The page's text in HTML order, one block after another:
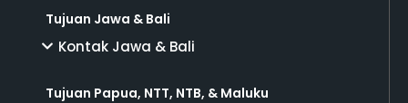
Tujuan Jawa & Bali
Kontak Jawa & Bali
Tujuan Papua, NTT, NTB, & Maluku